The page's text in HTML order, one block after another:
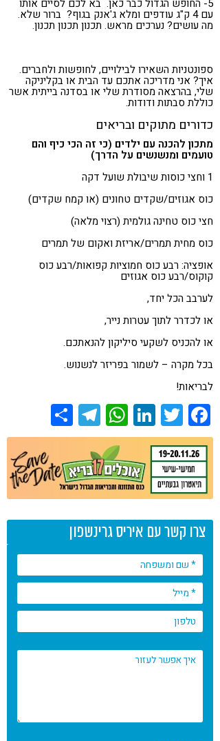
5- החופש הגדול כבר כאן. בא לכם לסיים אותו
עם 4 ק"ג עודפים ומלא ג'אנק בגוף? ברור שלא.
מה עושים? נערכים מראש. תכנון תכנון תכנון.
ספונטניות השאירו לבילויים, לחופשות ולחברים.
איך? אני מדריכה אתכם עד הבית או בקליניקה
שלי, בהרצאה מסודרת שלי או בסדנה בייתית אשר
כוללת סבתות ודודות.
כדורים מתוקים ובריאים
מתכון להכנה עם ילדים (כי זה הכי כיף והם
טועמים ומנשנשים על הדרך)
1 וחצי כוסות שיבולת שועל דקה
כוס אגוזים/שקדים טחונים (או קמח שקדים)
חצי כוס טחינה גולמית (רצוי מלאה)
כוס מחית תמרים/אריזת ואקום של תמרים
אופציה: רבע כוס חמוציות קפואות/רבע כוס
קוקוס/רבע כוס אגוזים
לערבב הכל יחד,
או לכדרר לתוך עטרות נייר,
או להכניס לשקעי סיליקון להנאתכם.
בכל מקרה – לשמור בפריזר לנשנוש.
לבריאות!
Facebook
Twitter
LinkedIn
WhatsApp
Telegram
צרו קשר עם איריס גרינשפון